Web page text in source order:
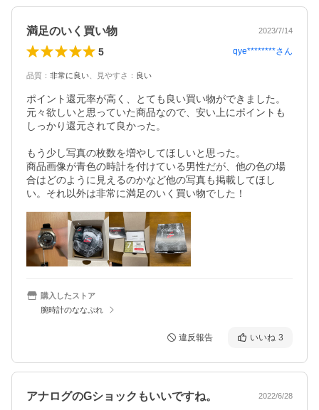
満足のいく買い物 2023/7/14
5 qye********さん
品質 ： 非常に良い 見やすさ ： 良い
ポイント還元率が高く、とても良い買い物ができました。
元々欲しいと思っていた商品なので、安い上にポイントも
しっかり還元されて良かった。
もう少し写真の枚数を増やしてほしいと思った。
商品画像が青色の時計を付けている男性だが、他の色の場
合はどのように見えるのかなど他の写真も掲載してほし
い。それ以外は非常に満足のいく買い物でした！
購入したストア
腕時計のななぷれ
違反報告 いいね 3
アナログのGショックもいいですね。 2022/6/28